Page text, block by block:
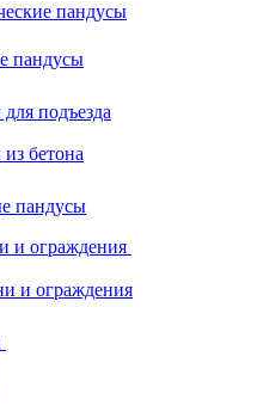
пандусы
пандусы
подъезда
бетона
пандусы
и ограждения
и ограждения